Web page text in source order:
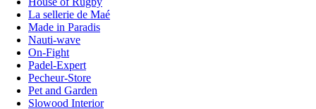
La sellerie de Maé
Made in Paradis
Nauti-wave
On-Fight
Padel-Expert
Pecheur-Store
Pet and Garden
Slowood Interior